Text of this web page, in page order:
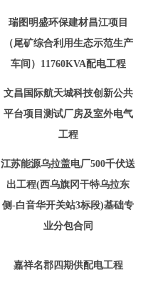
瑞图明盛环保建材昌江项目
（尾矿综合利用生态示范生产
车间） 11760KVA配电工程
文昌国际航天城科技创新公共
平台项目测试厂房及室外电气
工程
江苏能源乌拉盖电厂500千伏送
出工程(西乌旗冈干特乌拉东
侧-白音华开关站3标段)基础专
业分包合同
嘉祥名郡四期供配电工程